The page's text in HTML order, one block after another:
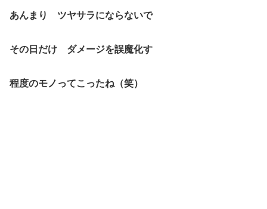
あんまり ツヤサラにならないで
その日だけ ダメージを誤魔化す
程度のモノってこったね（笑）